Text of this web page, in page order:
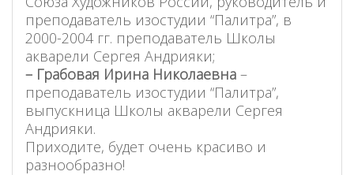
преподаватель изостудии “Палитра”, в
2000-2004 гг. преподаватель Школы
акварели Сергея Андрияки;
– Грабовая Ирина Николаевна–
преподаватель изостудии “Палитра”,
выпускница Школы акварели Сергея
Андрияки.
Приходите, будет очень красиво и
разнообразно!